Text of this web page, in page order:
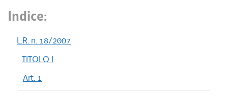
Indice:
L.R. n. 18/2007
TITOLO I
Art. 1